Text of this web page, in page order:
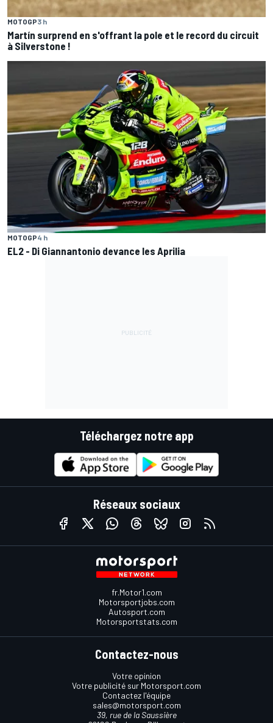
MOTOGP3 h
Martín surprend en s'offrant la pole et le record du circuit
à Silverstone !
MOTOGP4 h
EL2 - Di Giannantonio devance les Aprilia
Téléchargez notre app
Réseaux sociaux
fr.Motor1.com
Motorsportjobs.com
Autosport.com
Motorsportstats.com
Contactez-nous
Votre opinion
Votre publicité sur Motorsport.com
Contactez l'équipe
sales@motorsport.com
39, rue de la Saussière